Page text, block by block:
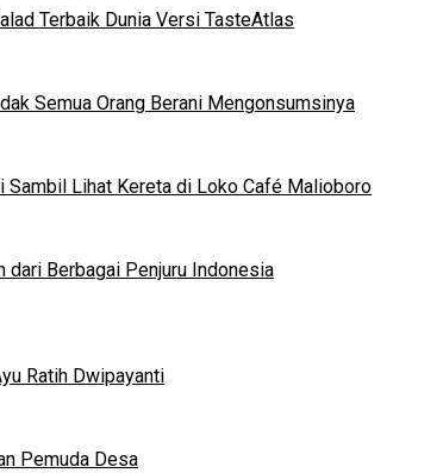
Terbaik Dunia Versi TasteAtlas
Semua Orang Berani Mengonsumsinya
Sambil Lihat Kereta di Loko Café Malioboro
dari Berbagai Penjuru Indonesia
Ratih Dwipayanti
Pemuda Desa